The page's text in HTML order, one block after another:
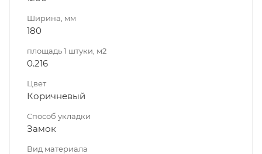
Ширина, мм
180
площадь 1 штуки, м2
0.216
Цвет
Коричневый
Способ укладки
Замок
Вид материала